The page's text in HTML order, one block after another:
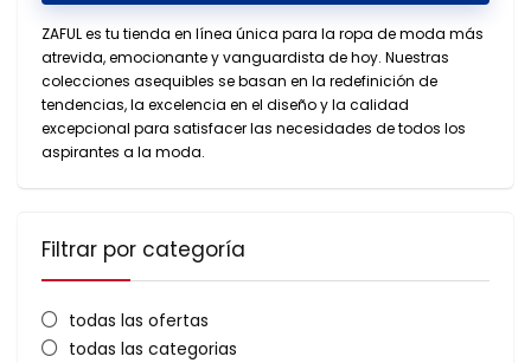
ZAFUL es tu tienda en línea única para la ropa de moda más
atrevida, emocionante y vanguardista de hoy. Nuestras
colecciones asequibles se basan en la redefinición de
tendencias, la excelencia en el diseño y la calidad
excepcional para satisfacer las necesidades de todos los
aspirantes a la moda.
Filtrar por categoría
todas las ofertas
todas las categorias